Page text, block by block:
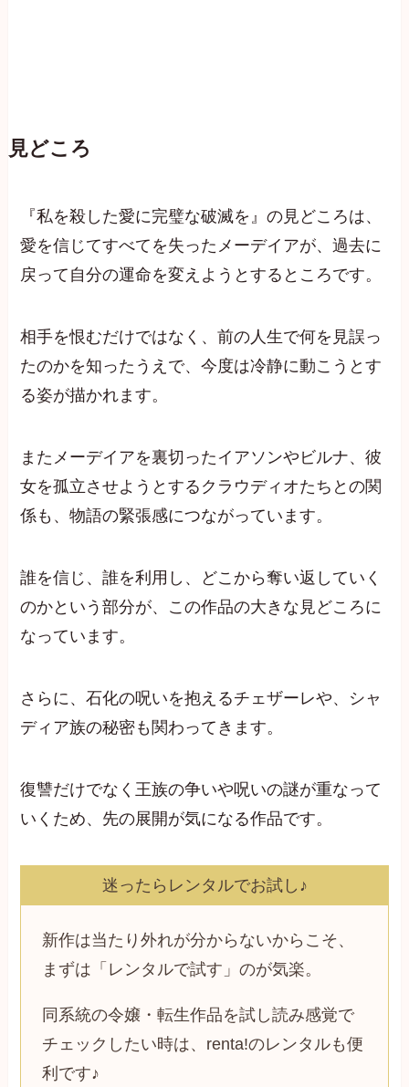
見どころ
『私を殺した愛に完璧な破滅を』の見どころは、
愛を信じてすべてを失ったメーデイアが、過去に
戻って自分の運命を変えようとするところです。
相手を恨むだけではなく、前の人生で何を見誤っ
たのかを知ったうえで、今度は冷静に動こうとす
る姿が描かれます。
またメーデイアを裏切ったイアソンやビルナ、彼
女を孤立させようとするクラウディオたちとの関
係も、物語の緊張感につながっています。
誰を信じ、誰を利用し、どこから奪い返していく
のかという部分が、この作品の大きな見どころに
なっています。
さらに、石化の呪いを抱えるチェザーレや、シャ
ディア族の秘密も関わってきます。
復讐だけでなく王族の争いや呪いの謎が重なって
いくため、先の展開が気になる作品です。
迷ったらレンタルでお試し♪
新作は当たり外れが分からないからこそ、
まずは「レンタルで試す」のが気楽。
同系統の令嬢・転生作品を試し読み感覚で
チェックしたい時は、renta!のレンタルも便
利です♪